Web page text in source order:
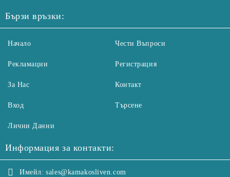
Бързи връзки:
Начало
Рекламации
За Нас
Вход
Чести Въпроси
Регистрация
Контакт
Търсене
Лични Данни
Информация за контакти:
Имейл: sales@kamakosliven.com